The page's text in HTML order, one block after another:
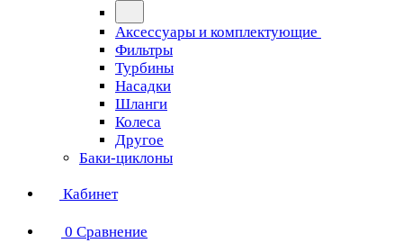
Аксессуары и комплектующие
Фильтры
Турбины
Насадки
Шланги
Колеса
Другое
Баки-циклоны
Кабинет
0 Сравнение